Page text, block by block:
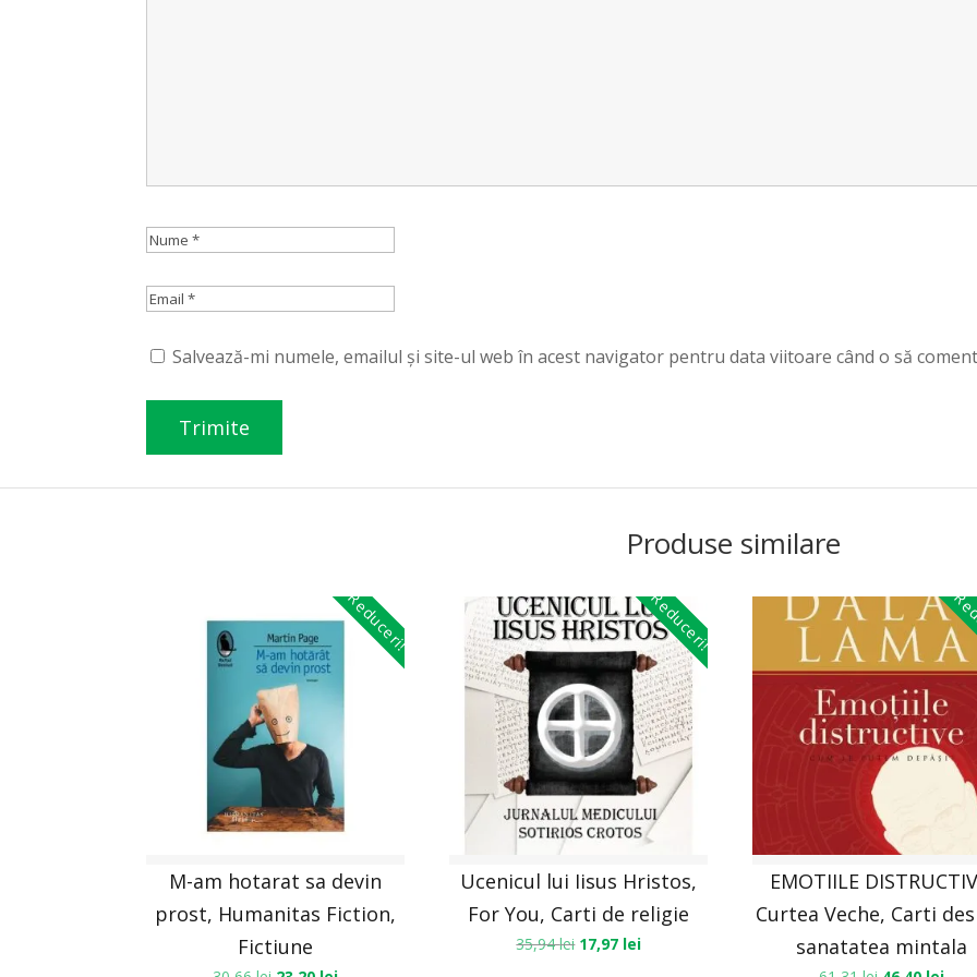
Salvează-mi numele, emailul și site-ul web în acest navigator pentru data viitoare când o să
Produse similare
Reduceri!
M-am hotarat sa devin
prost, Humanitas Fiction,
Fictiune
Reduceri!
Ucenicul lui Iisus Hristos,
For You, Carti de religie
35,94lei 17,97 lei
EMOTIILE
Curtea Veche, Carti
sanatatea mintala